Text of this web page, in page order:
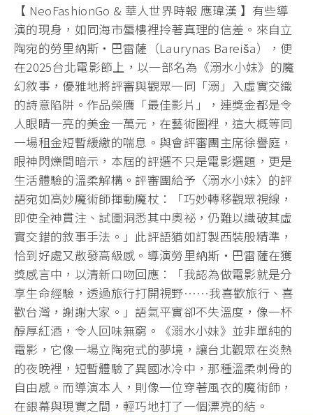
【 NeoFashionGo & 華人世界時報 應瑋漢 】有些導
演的現身，如同海市蜃樓裡拎著真理的信差。來自立
陶宛的勞里納斯・巴雷薩（Laurynas Bareiša），便
在2025台北電影節上，以一部名為《溺水小妹》的魔
幻敘事，優雅地將評審與觀眾一同「溺」入虛實交織
的詩意陷阱。作品榮膺「最佳影片」，連獎金都是令
人眼睛一亮的美金一萬元，在藝術圈裡，這大概等同
一場租金短暫緩繳的喘息。與會評審團主席徐譽庭，
眼神閃爍間暗示，本屆的評選不只是電影選題，更是
生活體驗的溫柔解構。評審團給予〈溺水小妹〉的評
語宛如高妙魔術師揮動魔杖：「巧妙轉移觀眾視線，
即使全神貫注、試圖洞悉其中奧祕，仍難以識破其虛
實交錯的敘事手法。」此評語猶如訂製西裝般精準，
恰到好處又散發高級感。導演勞里納斯・巴雷薩在獲
獎感言中，以清新口吻回應：「我認為做電影就是分
享生命經驗，透過旅行打開視野……我喜歡旅行、喜
歡台灣，謝謝大家。」語氣平實卻不失溫度，像一杯
醇厚紅酒，令人回味無窮。《溺水小妹》並非單純的
電影，它像一場立陶宛式的夢境，讓台北觀眾在炎熱
的夜晚裡，短暫體驗了異國冰冷中，那種溫柔刺骨的
自由感。而導演本人，則像一位穿著風衣的魔術師，
在銀幕與現實之間，輕巧地打了一個漂亮的結。